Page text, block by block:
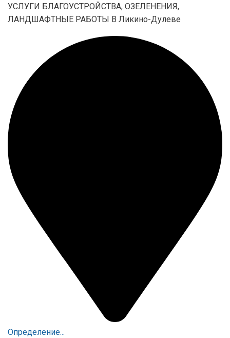
УСЛУГИ БЛАГОУСТРОЙСТВА, ОЗЕЛЕНЕНИЯ,
ЛАНДШАФТНЫЕ РАБОТЫ В Ликино-Дулеве
Определение...